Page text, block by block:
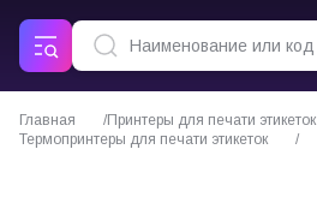
Главная
Принтеры для печати этикеток
Термопринтеры для печати этикеток